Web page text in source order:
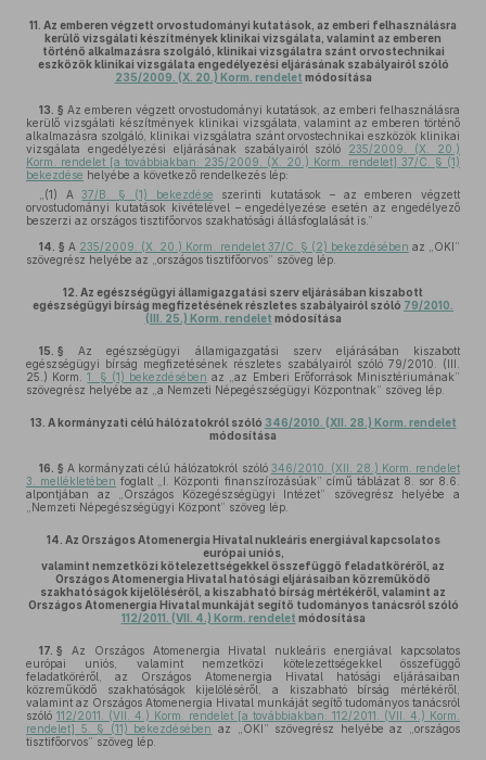
11. Az emberen végzett orvostudományi kutatások, az emberi felhasználásra
kerülő vizsgálati készítmények klinikai vizsgálata, valamint az emberen
történő alkalmazásra szolgáló, klinikai vizsgálatra szánt orvostechnikai
eszközök klinikai vizsgálata engedélyezési eljárásának szabályairól szóló
235/2009. (X. 20.) Korm. rendelet módosítása
13. § Az emberen végzett orvostudományi kutatások, az emberi felhasználásra
kerülő vizsgálati készítmények klinikai vizsgálata, valamint az emberen történő
alkalmazásra szolgáló, klinikai vizsgálatra szánt orvostechnikai eszközök klinikai
vizsgálata engedélyezési eljárásának szabályairól szóló 235/2009. (X. 20.)
Korm. rendelet [a továbbiakban: 235/2009. (X. 20.) Korm. rendelet] 37/C. § (1)
bekezdése helyébe a következő rendelkezés lép:
„(1) A37/B. § (1) bekezdése szerinti kutatások – az emberen végzett
orvostudományi kutatások kivételével – engedélyezése esetén az engedélyező
beszerzi az országos tisztifőorvos szakhatósági állásfoglalását is.”
14. § A 235/2009. (X. 20.) Korm. rendelet 37/C. § (2) bekezdésében az „OKI”
szövegrész helyébe az „országos tisztifőorvos” szöveg lép.
12. Az egészségügyi államigazgatási szerv eljárásában kiszabott
egészségügyi bírság megfizetésének részletes szabályairól szóló 79/2010.
(III. 25.) Korm. rendelet módosítása
15. § Az egészségügyi államigazgatási szerv eljárásában kiszabott
egészségügyi bírság megfizetésének részletes szabályairól szóló 79/2010. (III.
25.) Korm.1. § (1) bekezdésében az „az Emberi Erőforrások Minisztériumának”
szövegrész helyébe az „a Nemzeti Népegészségügyi Központnak” szöveg lép.
13. A kormányzati célú hálózatokról szóló 346/2010. (XII. 28.) Korm. rendelet
módosítása
16. § A kormányzati célú hálózatokról szóló 346/2010. (XII. 28.) Korm. rendelet
3. mellékletében foglalt „I. Központi finanszírozásúak” című táblázat 8. sor 8.6.
alpontjában az „Országos Közegészségügyi Intézet” szövegrész helyébe a
„Nemzeti Népegészségügyi Központ” szöveg lép.
14. Az Országos Atomenergia Hivatal nukleáris energiával kapcsolatos
európai uniós,
valamint nemzetközi kötelezettségekkel összefüggő feladatköréről, az
Országos Atomenergia Hivatal hatósági eljárásaiban közreműködő
szakhatóságok kijelöléséről, a kiszabható bírság mértékéről, valamint az
Országos Atomenergia Hivatal munkáját segítő tudományos tanácsról szóló
112/2011. (VII. 4.) Korm. rendelet módosítása
17. § Az Országos Atomenergia Hivatal nukleáris energiával kapcsolatos
európai uniós, valamint nemzetközi kötelezettségekkel összefüggő
feladatköréről, az Országos Atomenergia Hivatal hatósági eljárásaiban
közreműködő szakhatóságok kijelöléséről, a kiszabható bírság mértékéről,
valamint az Országos Atomenergia Hivatal munkáját segítő tudományos tanácsról
szóló 112/2011. (VII. 4.) Korm. rendelet [a továbbiakban: 112/2011. (VII. 4.) Korm.
rendelet] 5. § (11) bekezdésében az „OKI” szövegrész helyébe az „országos
tisztifőorvos” szöveg lép.